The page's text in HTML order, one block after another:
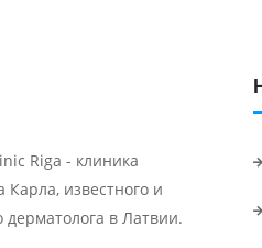
Riga - клиника
Карла, известного и
дерматолога в Латвии.